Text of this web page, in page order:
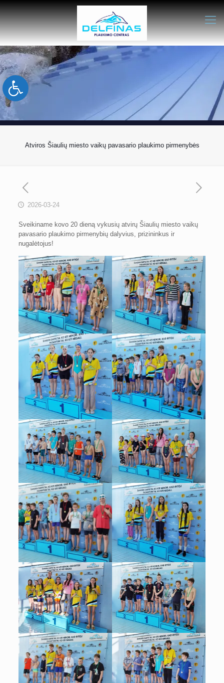
Open toolbar
Atviros Šiaulių miesto vaikų pavasario plaukimo pirmenybės
2026-03-24
Sveikiname kovo 20 dieną vykusių atvirų Šiaulių miesto vaikų
pavasario plaukimo pirmenybių dalyvius, prizininkus ir
nugalėtojus!